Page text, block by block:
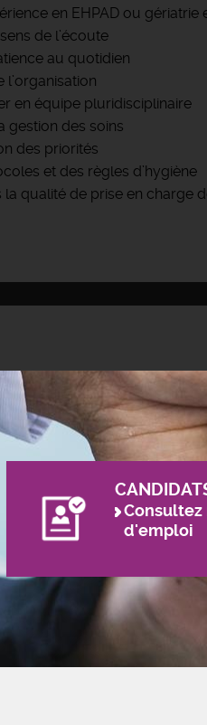
en EHPAD ou gériatrie
de l’écoute
au quotidien
l’organisation
en équipe pluridisciplinaire
gestion des soins
des priorités
et des règles d’hygiène
qualité de prise en charge
Consultez
d'emploi